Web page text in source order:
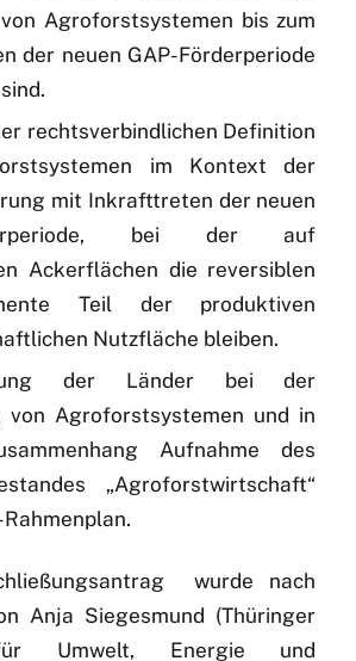
Agroforstsystemen bis zum
der neuen GAP-Förderperiode
rechtsverbindlichen Definition
im Kontext der
mit Inkrafttreten der neuen
bei der auf
Ackerflächen die reversiblen
Teil der produktiven
Nutzfläche bleiben.
der Länder bei der
von Agroforstsystemen und in
Aufnahme des
„Agroforstwirtschaft“
wurde nach
Anja Siegesmund (Thüringer
Umwelt, Energie und